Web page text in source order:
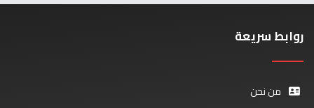
روابط سريعة
من نحن